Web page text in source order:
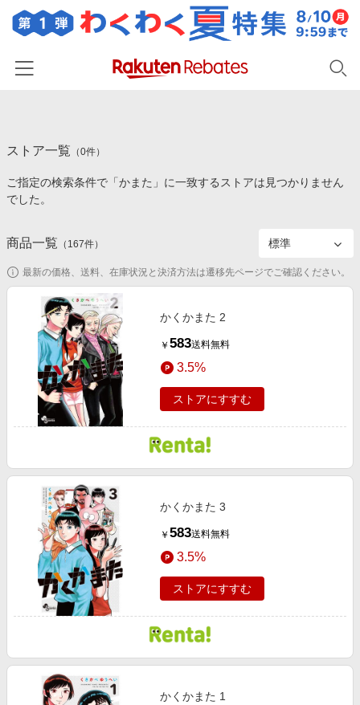
カテゴリー一覧
百貨店・総合ECモール
食品・スイーツ・お酒
コスメ・健康・医薬品
キッズ・ベビー用品
家電・PC・スマホ・カメラ
エンタメ
スポーツ・アウトドア・ゴルフ
インテリア・寝具
旅行・レジャー・ホテル予約
生活・お役立ち
金融・マネー・保険
デジタルコンテンツ
ビジネス・その他サービス
イベント一覧
初回購入者限定特典
対象ストア新規限定特典
新着ストアのご紹介
電子書籍特集
楽天ペイ導入ストア
楽天サービス特集
旅行特集
お中元特集2026
とことん買い物チャレンジ
Apple公式サイト×楽天カード分割払い
Qoo10メガポ
楽天IDでログイン/会員登録
ストア一覧 （0件）
ご指定の検索条件で「かまた」に一致するストアは見つかりません
でした。
商品一覧 （ 167件）
最新の価格、送料、在庫状況と決済方法は遷移先ページでご確認ください。
かくかまた 2
￥ 583送料無料
3.5%
ストアにすすむ
かくかまた 3
￥ 583送料無料
3.5%
ストアにすすむ
かくかまた 1